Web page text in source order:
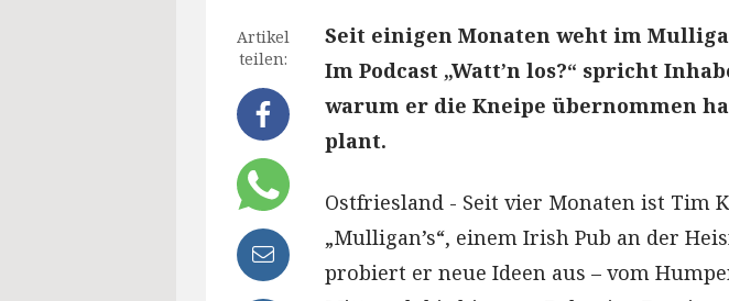
Artikel
teilen:
Seit einigen Monaten weht im
Im Podcast „Watt’n los?“ spricht
warum er die Kneipe übernommen
plant.
Ostfriesland - Seit vier Monaten ist Tim
„Mulligan’s“, einem Irish Pub an der
probiert er neue Ideen aus – vom